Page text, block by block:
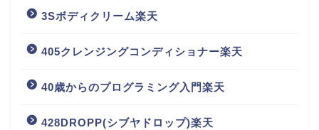
3Sボディクリーム楽天
405クレンジングコンディショナー楽天
40歳からのプログラミング入門楽天
428DROPP(シブヤドロップ)楽天